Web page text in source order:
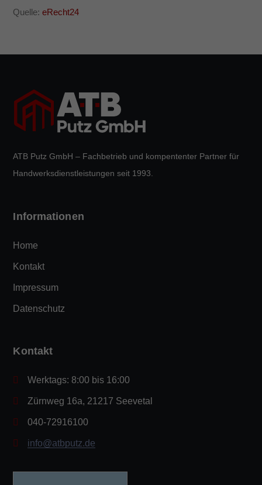
Quelle:eRecht24
ATB Putz GmbH – Fachbetrieb und kompententer Partner für
Handwerksdienstleistungen seit 1993.
Informationen
Home
Kontakt
Impressum
Datenschutz
Kontakt
Werktags: 8:00 bis 16:00
Zürnweg 16a, 21217 Seevetal
040-72916100
info@atbputz.de